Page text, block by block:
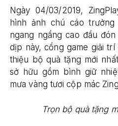
Ngày 04/03/2019,
hình ảnh chú cáo trưởng
ngang ngẩng cao đầu
dịp này, cổng game giải
thiệu bộ quà tặng mới
sở hữu gồm bình giữ
mưa vàng tươi cộp mác
Trọn bộ quà tặng